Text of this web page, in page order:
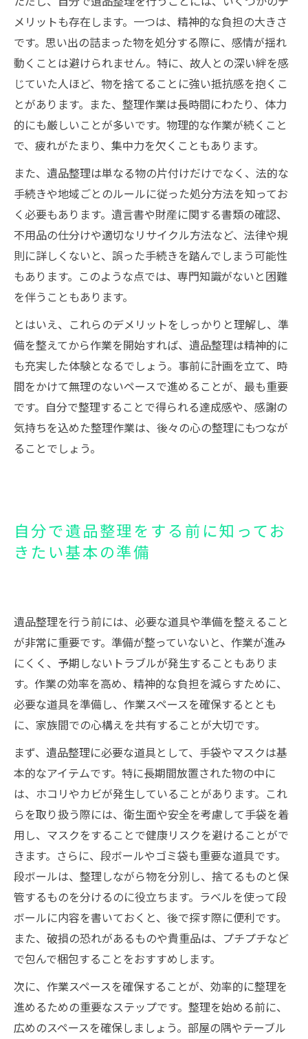
メリットも存在します。一つは、精神的な負担の大きさ
です。思い出の詰まった物を処分する際に、感情が揺れ
動くことは避けられません。特に、故人との深い絆を感
じていた人ほど、物を捨てることに強い抵抗感を抱くこ
とがあります。また、整理作業は長時間にわたり、体力
的にも厳しいことが多いです。物理的な作業が続くこと
で、疲れがたまり、集中力を欠くこともあります。
また、遺品整理は単なる物の片付けだけでなく、法的な
手続きや地域ごとのルールに従った処分方法を知ってお
く必要もあります。遺言書や財産に関する書類の確認、
不用品の仕分けや適切なリサイクル方法など、法律や規
則に詳しくないと、誤った手続きを踏んでしまう可能性
もあります。このような点では、専門知識がないと困難
を伴うこともあります。
とはいえ、これらのデメリットをしっかりと理解し、準
備を整えてから作業を開始すれば、遺品整理は精神的に
も充実した体験となるでしょう。事前に計画を立て、時
間をかけて無理のないペースで進めることが、最も重要
です。自分で整理することで得られる達成感や、感謝の
気持ちを込めた整理作業は、後々の心の整理にもつなが
ることでしょう。
自分で遺品整理をする前に知ってお
きたい基本の準備
遺品整理を行う前には、必要な道具や準備を整えること
が非常に重要です。準備が整っていないと、作業が進み
にくく、予期しないトラブルが発生することもありま
す。作業の効率を高め、精神的な負担を減らすために、
必要な道具を準備し、作業スペースを確保するととも
に、家族間での心構えを共有することが大切です。
まず、遺品整理に必要な道具として、手袋やマスクは基
本的なアイテムです。特に長期間放置された物の中に
は、ホコリやカビが発生していることがあります。これ
らを取り扱う際には、衛生面や安全を考慮して手袋を着
用し、マスクをすることで健康リスクを避けることがで
きます。さらに、段ボールやゴミ袋も重要な道具です。
段ボールは、整理しながら物を分別し、捨てるものと保
管するものを分けるのに役立ちます。ラベルを使って段
ボールに内容を書いておくと、後で探す際に便利です。
また、破損の恐れがあるものや貴重品は、プチプチなど
で包んで梱包することをおすすめします。
次に、作業スペースを確保することが、効率的に整理を
進めるための重要なステップです。整理を始める前に、
広めのスペースを確保しましょう。部屋の隅やテーブル